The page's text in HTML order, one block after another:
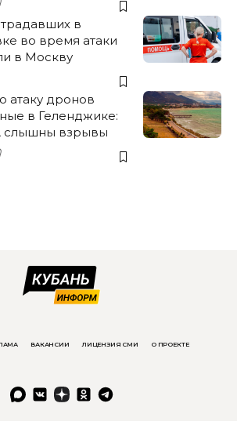
в
во время атаки
в Москву
атаку дронов
в Геленджике:
слышны взрывы
ВАКАНСИИ ЛИЦЕНЗИЯ СМИ О ПРОЕКТЕ